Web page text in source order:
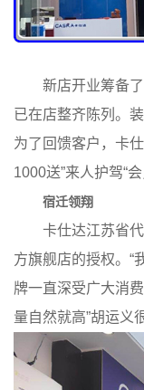
新店开业筹备
已在店整齐陈列。
为了回馈客户，卡
1000送”来人护驾“
宿迁领翔
卡仕达江苏省
方旗舰店的授权。“
牌一直深受广大消
量自然就高”胡运义